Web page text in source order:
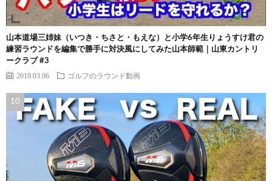
山本道場三姉妹（いつき・ちさと・もえな）と小学6年生りょうすけ君の
練習ラウンドを編集で勝手に対決風にしてみた山本師範｜山東カントリ
ークラブ #3
2019.03.06 ゴルフのラウンド動画